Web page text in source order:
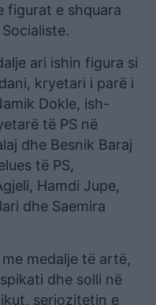
figurat e shquara
ari ishin figura si
kryetari i parë i
Dokle, ish-
të PS në
dhe Besnik Baraj
të PS,
Hamdi Jupe,
dhe Saemira
medalje të artë,
dhe solli në
seriozitetin e